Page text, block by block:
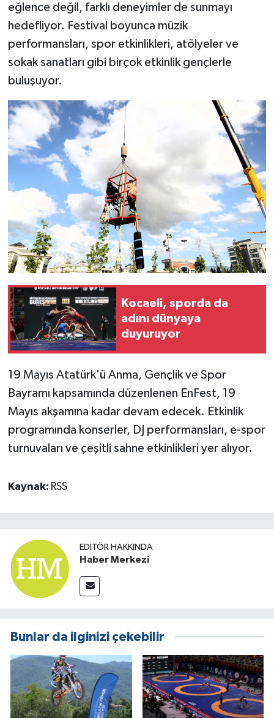
eğlence değil, farklı deneyimler de sunmayı
hedefliyor. Festival boyunca müzik
performansları, spor etkinlikleri, atölyeler ve
sokak sanatları gibi birçok etkinlik gençlerle
buluşuyor.
Kocaeli, sporda da
adını dünyaya
duyuruyor
19 Mayıs Atatürk'ü Anma, Gençlik ve Spor
Bayramı kapsamında düzenlenen EnFest, 19
Mayıs akşamına kadar devam edecek. Etkinlik
programında konserler, DJ performansları, e-spor
turnuvaları ve çeşitli sahne etkinlikleri yer alıyor.
Kaynak: RSS
EDITÖR HAKKINDA
Haber Merkezi
Bunlar da ilginizi çekebilir